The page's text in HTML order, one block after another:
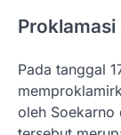
Pada tanggal
oleh Soekarno